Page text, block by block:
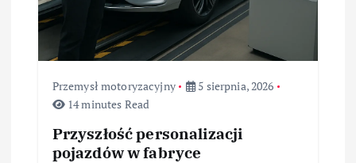
Przemysł motoryzacyjny
5 sierpnia, 2026
14 minutes Read
Przyszłość personalizacji
pojazdów w fabryce